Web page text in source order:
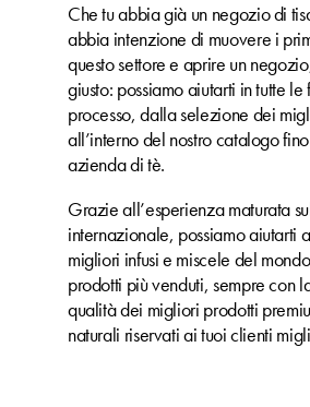
Che tu abbia già un negozio di
abbia intenzione di muovere i
questo settore e aprire un
giusto: possiamo aiutarti in tutte le
processo, dalla selezione dei
all’interno del nostro catalogo
azienda di tè.
Grazie all’esperienza maturata
internazionale, possiamo aiutarti
migliori infusi e miscele del
prodotti più venduti, sempre con
qualità dei migliori prodotti
naturali riservati ai tuoi clienti